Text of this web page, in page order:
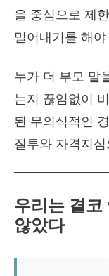
을 중심으로 제
밀어내기를 해
누가 더 부모 말
는지 끊임없이
된 무의식적인
질투와 자격지
우리는 결코
않았다